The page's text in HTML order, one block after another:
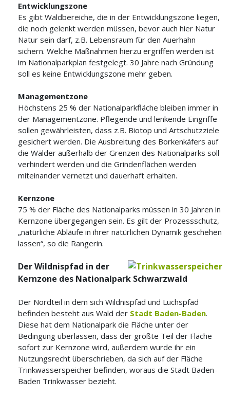
Entwicklungszone
Es gibt Waldbereiche, die in der Entwicklungszone liegen,
die noch gelenkt werden müssen, bevor auch hier Natur
Natur sein darf, z.B. Lebensraum für den Auerhahn
sichern. Welche Maßnahmen hierzu ergriffen werden ist
im Nationalparkplan festgelegt. 30 Jahre nach Gründung
soll es keine Entwicklungszone mehr geben.
Managementzone
Höchstens 25 % der Nationalparkfläche bleiben immer in
der Managementzone. Pflegende und lenkende Eingriffe
sollen gewährleisten, dass z.B. Biotop und Artschutzziele
gesichert werden. Die Ausbreitung des Borkenkäfers auf
die Wälder außerhalb der Grenzen des Nationalparks soll
verhindert werden und die Grindenflächen werden
miteinander vernetzt und dauerhaft erhalten.
Kernzone
75 % der Fläche des Nationalparks müssen in 30 Jahren in
Kernzone übergegangen sein. Es gilt der Prozessschutz,
„natürliche Abläufe in ihrer natürlichen Dynamik geschehen
lassen“, so die Rangerin.
Der Wildnispfad in der
Kernzone des Nationalpark Schwarzwald
Der Nordteil in dem sich Wildnispfad und Luchspfad
befinden besteht aus Wald der Stadt Baden-Baden.
Diese hat dem Nationalpark die Fläche unter der
Bedingung überlassen, dass der größte Teil der Fläche
sofort zur Kernzone wird, außerdem wurde ihr ein
Nutzungsrecht überschrieben, da sich auf der Fläche
Trinkwasserspeicher befinden, woraus die Stadt Baden-
Baden Trinkwasser bezieht.